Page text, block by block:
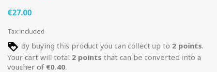
€27.00
Tax included
By buying this product you can collect up to 2 points.
Your cart will total 2 points that can be converted into a
voucher of €0.40.